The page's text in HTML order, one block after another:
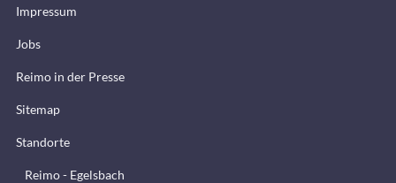
Impressum
Jobs
Reimo in der Presse
Sitemap
Standorte
Reimo - Egelsbach